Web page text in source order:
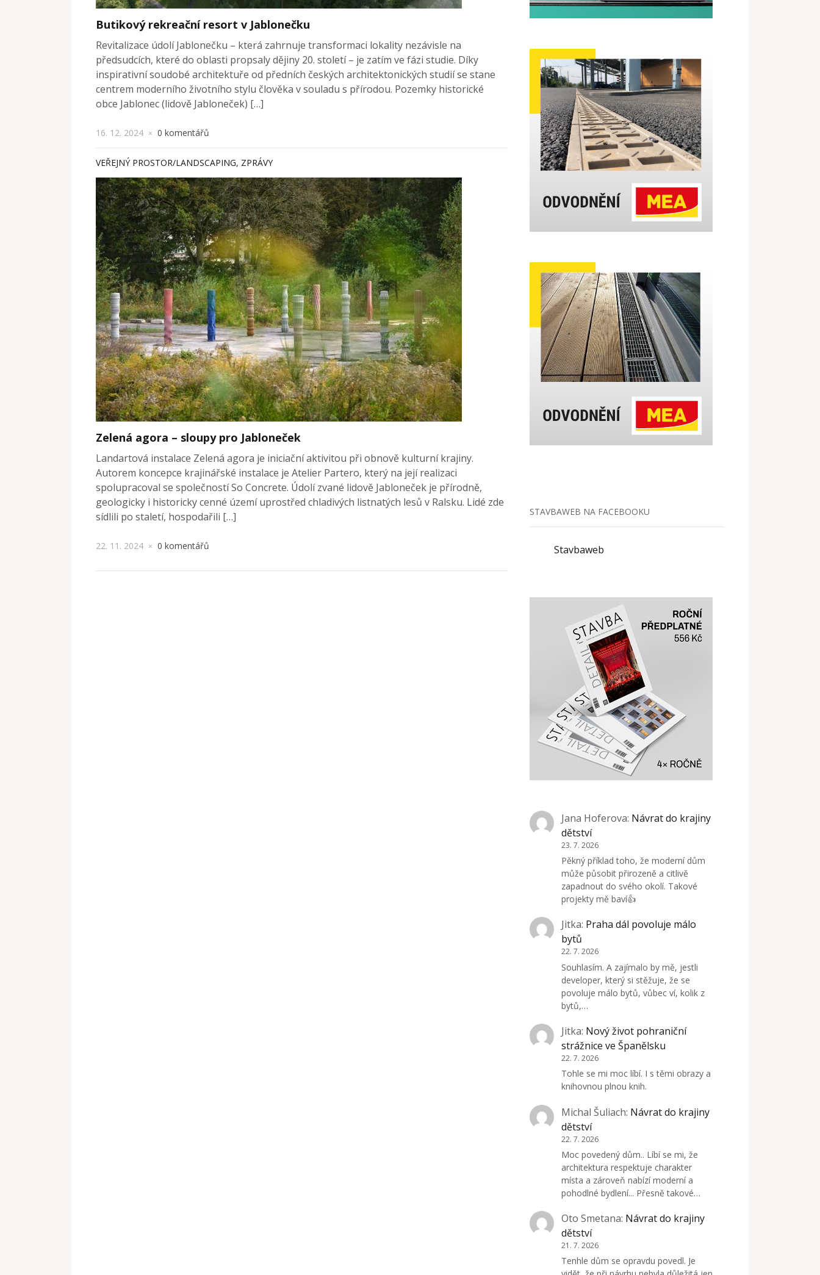
Butikový rekreační resort v Jablonečku
Revitalizace údolí Jablonečku – která zahrnuje transformaci lokality nezávisle na
předsudcích, které do oblasti propsaly dějiny 20. století – je zatím ve fázi studie. Díky
inspirativní soudobé architektuře od předních českých architektonických studií se stane
centrem moderního životního stylu člověka v souladu s přírodou. Pozemky historické
obce Jablonec (lidově Jabloneček) […]
16. 12. 2024 × 0 komentářů
VEŘEJNÝ PROSTOR/LANDSCAPING, ZPRÁVY
Zelená agora – sloupy pro Jabloneček
Landartová instalace Zelená agora je iniciační aktivitou při obnově kulturní krajiny.
Autorem koncepce krajinářské instalace je Atelier Partero, který na její realizaci
spolupracoval se společností So Concrete. Údolí zvané lidově Jabloneček je přírodně,
geologicky i historicky cenné území uprostřed chladivých listnatých lesů v Ralsku. Lidé zde
sídlili po staletí, hospodařili […]
22. 11. 2024 × 0 komentářů
STAVBAWEB NA FACEBOOKU
Stavbaweb
Jana Hoferova: Návrat do krajiny
dětství
23. 7. 2026
Pěkný příklad toho, že moderní dům
může působit přirozeně a citlivě
zapadnout do svého okolí. Takové
projekty mě baví👍
Jitka: Praha dál povoluje málo
bytů
22. 7. 2026
Souhlasím. A zajímalo by mě, jestli
developer, který si stěžuje, že se
povoluje málo bytů, vůbec ví, kolik z
bytů,…
Jitka: Nový život pohraniční
strážnice ve Španělsku
22. 7. 2026
Tohle se mi moc líbí. I s těmi obrazy a
knihovnou plnou knih.
Michal Šuliach: Návrat do krajiny
dětství
22. 7. 2026
Moc povedený dům.. Líbí se mi, že
architektura respektuje charakter
místa a zároveň nabízí moderní a
pohodlné bydlení... Přesně takové…
Oto Smetana: Návrat do krajiny
dětství
21. 7. 2026
Tenhle dům se opravdu povedl. Je